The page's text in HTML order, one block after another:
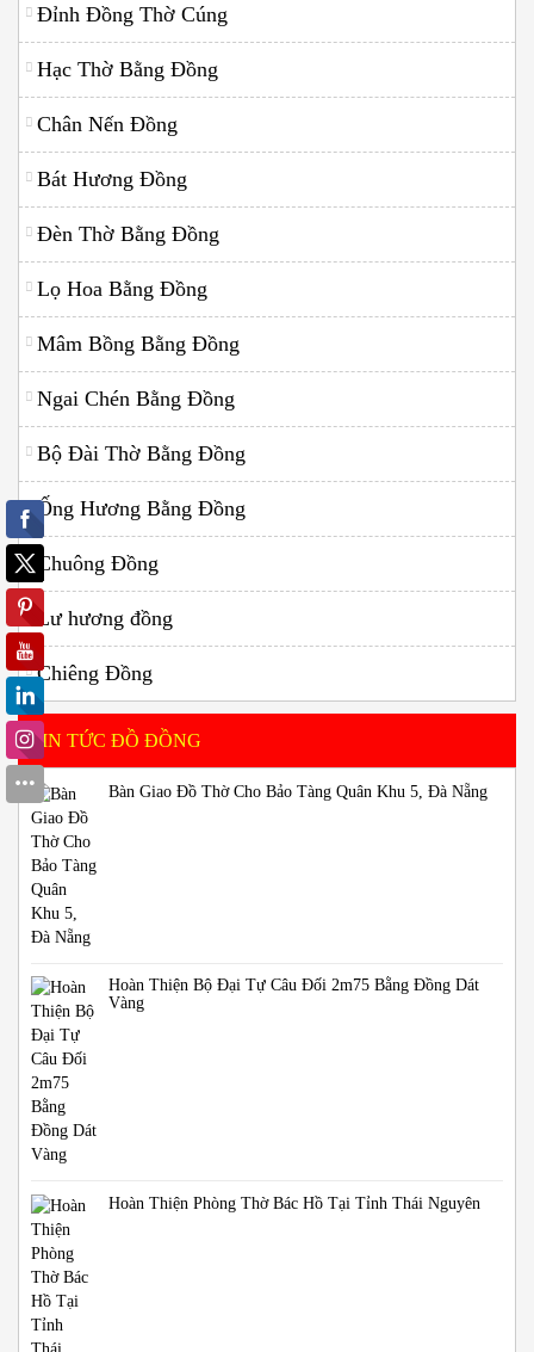
Đỉnh Đồng Thờ Cúng
Hạc Thờ Bằng Đồng
Chân Nến Đồng
Bát Hương Đồng
Đèn Thờ Bằng Đồng
Lọ Hoa Bằng Đồng
Mâm Bồng Bằng Đồng
Ngai Chén Bằng Đồng
Bộ Đài Thờ Bằng Đồng
Ống Hương Bằng Đồng
Chuông Đồng
Lư hương đồng
Chiêng Đồng
TIN TỨC ĐỒ ĐỒNG
Bàn Giao Đồ Thờ Cho Bảo Tàng Quân Khu 5, Đà Nẵng
Hoàn Thiện Bộ Đại Tự Câu Đối 2m75 Bằng Đồng Dát
Vàng
Hoàn Thiện Phòng Thờ Bác Hồ Tại Tỉnh Thái Nguyên